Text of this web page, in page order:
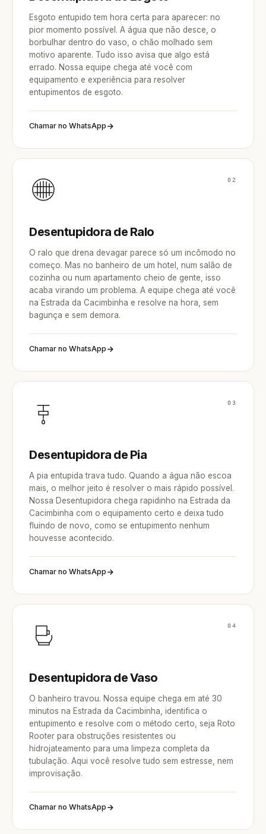
Esgoto entupido tem hora certa para aparecer: no
pior momento possível. A água que não desce, o
borbulhar dentro do vaso, o chão molhado sem
motivo aparente. Tudo isso avisa que algo está
errado. Nossa equipe chega até você com
equipamento e experiência para resolver
entupimentos de esgoto.
Chamar no WhatsApp
02
Desentupidora de Ralo
O ralo que drena devagar parece só um incômodo no
começo. Mas no banheiro de um hotel, num salão de
cozinha ou num apartamento cheio de gente, isso
acaba virando um problema. A equipe chega até você
na Estrada da Cacimbinha e resolve na hora, sem
bagunça e sem demora.
Chamar no WhatsApp
03
Desentupidora de Pia
A pia entupida trava tudo. Quando a água não escoa
mais, o melhor jeito é resolver o mais rápido possível.
Nossa Desentupidora chega rapidinho na Estrada da
Cacimbinha com o equipamento certo e deixa tudo
fluindo de novo, como se entupimento nenhum
houvesse acontecido.
Chamar no WhatsApp
04
Desentupidora de Vaso
O banheiro travou. Nossa equipe chega em até 30
minutos na Estrada da Cacimbinha, identifica o
entupimento e resolve com o método certo, seja Roto
Rooter para obstruções resistentes ou
hidrojateamento para uma limpeza completa da
tubulação. Aqui você resolve tudo sem estresse, nem
improvisação.
Chamar no WhatsApp